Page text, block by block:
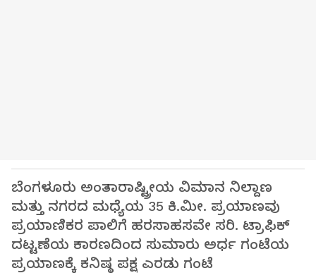
ಬೆಂಗಳೂರು ಅಂತಾರಾಷ್ಟ್ರೀಯ ವಿಮಾನ ನಿಲ್ದಾಣ
ಮತ್ತು ನಗರದ ಮಧ್ಯೆಯ 35 ಕಿ.ಮೀ. ಪ್ರಯಾಣವು
ಪ್ರಯಾಣಿಕರ ಪಾಲಿಗೆ ಹರಸಾಹಸವೇ ಸರಿ. ಟ್ರಾಫಿಕ್‌
ದಟ್ಟಣೆಯ ಕಾರಣದಿಂದ ಸುಮಾರು ಅರ್ಧ ಗಂಟೆಯ
ಪ್ರಯಾಣಕ್ಕೆ ಕನಿಷ್ಠ ಪಕ್ಷ ಎರಡು ಗಂಟೆ